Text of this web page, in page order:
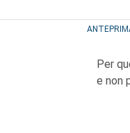
Per
e non